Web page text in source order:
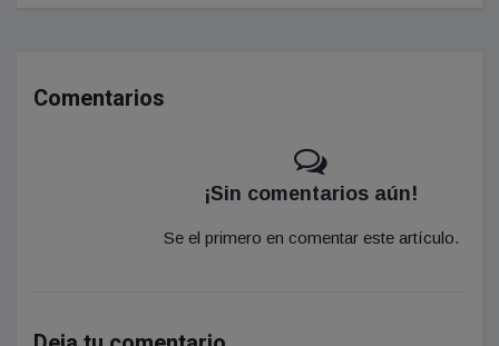
Comentarios
¡Sin comentarios aún!
Se el primero en comentar este artículo.